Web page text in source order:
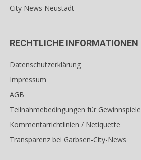
City News Neustadt
RECHTLICHE INFORMATIONEN
Datenschutzerklärung
Impressum
AGB
Teilnahmebedingungen für Gewinnspiele
Kommentarrichtlinien / Netiquette
Transparenz bei Garbsen-City-News